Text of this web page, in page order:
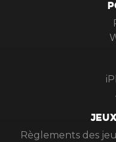
Règlements des